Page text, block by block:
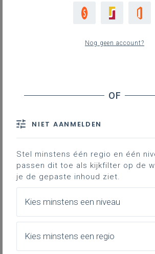
Raadpleeg via de leerplantool of
Inspirerend materiaal
Ondersteuning op de klasvloer.
Achtergrond
Literatuur, onderzoek,
Nog geen account?
NIET AANMELDEN
Stel minstens één regio en één
passen dit toe als kijkfilter op de
je de gepaste inhoud ziet.
Kies minstens een niveau
Kies minstens een regio